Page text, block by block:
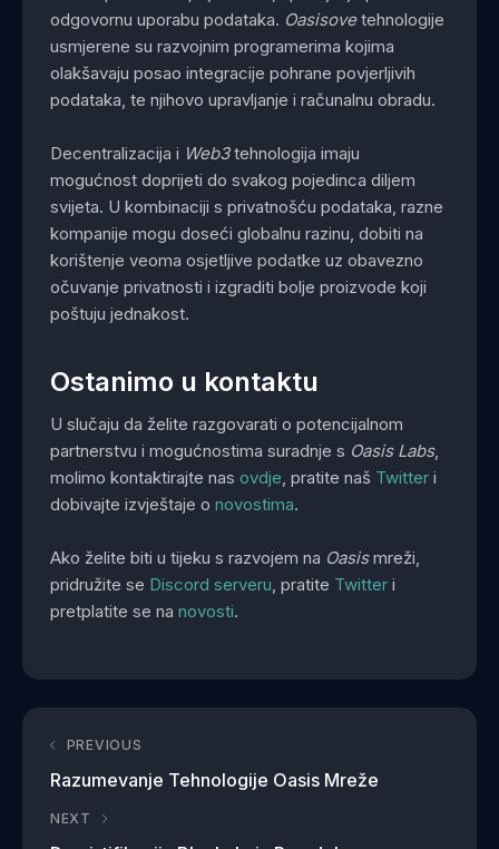
odgovornu uporabu podataka. Oasisovetehnologije
usmjerene su razvojnim programerima kojima
olakšavaju posao integracije pohrane povjerljivih
podataka, te njihovo upravljanje i računalnu obradu.
Decentralizacija i Web3tehnologija imaju
mogućnost doprijeti do svakog pojedinca diljem
svijeta. U kombinaciji s privatnošću podataka, razne
kompanije mogu doseći globalnu razinu, dobiti na
korištenje veoma osjetljive podatke uz obavezno
očuvanje privatnosti i izgraditi bolje proizvode koji
poštuju jednakost.
Ostanimo u kontaktu
U slučaju da želite razgovarati o potencijalnom
partnerstvu i mogućnostima suradnje s Oasis Labs,
molimo kontaktirajte nas ovdje, pratite naš Twitter i
dobivajte izvještaje o novostima.
Ako želite biti u tijeku s razvojem na Oasismreži,
pridružite se Discord serveru, pratite Twitter i
pretplatite se na novosti.
PREVIOUS
Razumevanje Tehnologije Oasis Mreže
NEXT